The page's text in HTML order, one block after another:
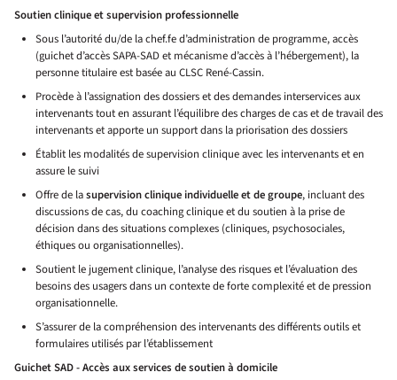
Soutien clinique et supervision professionnelle
Sous l’autorité du/de la chef.fe d’administration de programme, accès
(guichet d’accès SAPA-SAD et mécanisme d’accès à l’hébergement), la
personne titulaire est basée au CLSC René-Cassin.
Procède à l’assignation des dossiers et des demandes interservices aux
intervenants tout en assurant l’équilibre des charges de cas et de travail des
intervenants et apporte un support dans la priorisation des dossiers
Établit les modalités de supervision clinique avec les intervenants et en
assure le suivi
Offre de lasupervision clinique individuelle et de groupe, incluant des
discussions de cas, du coaching clinique et du soutien à la prise de
décision dans des situations complexes (cliniques, psychosociales,
éthiques ou organisationnelles).
Soutient le jugement clinique, l’analyse des risques et l’évaluation des
besoins des usagers dans un contexte de forte complexité et de pression
organisationnelle.
S’assurer de la compréhension des intervenants des différents outils et
formulaires utilisés par l’établissement
Guichet SAD - Accès aux services de soutien à domicile